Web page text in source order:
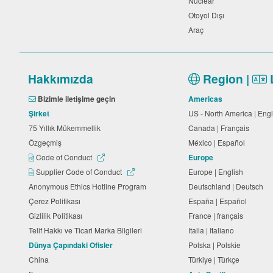
Otoyol Dışı
Araç
Hakkımızda
Bizimle iletişime geçin
Şirket
75 Yıllık Mükemmellik
Özgeçmiş
Code of Conduct
Supplier Code of Conduct
Anonymous Ethics Hotline Program
Çerez Politikası
Gizlilik Politikası
Telif Hakkı ve Ticari Marka Bilgileri
Dünya Çapındaki Ofisler
China
Region |
Americas
US - North America |
Canada | Français
México | Español
Europe
Europe | English
Deutschland | Deutsch
España | Español
France | français
Italia | Italiano
Polska | Polskie
Türkiye | Türkçe